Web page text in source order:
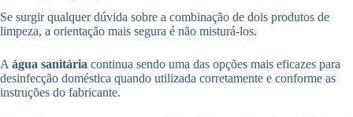
Se surgir qualquer dúvida sobre a combinação de dois produtos de
limpeza, a orientação mais segura é não misturá-los.
A água sanitária continua sendo uma das opções mais eficazes para
desinfecção doméstica quando utilizada corretamente e conforme as
instruções do fabricante.